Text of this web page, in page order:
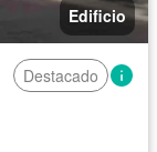
Edificio
Destacado